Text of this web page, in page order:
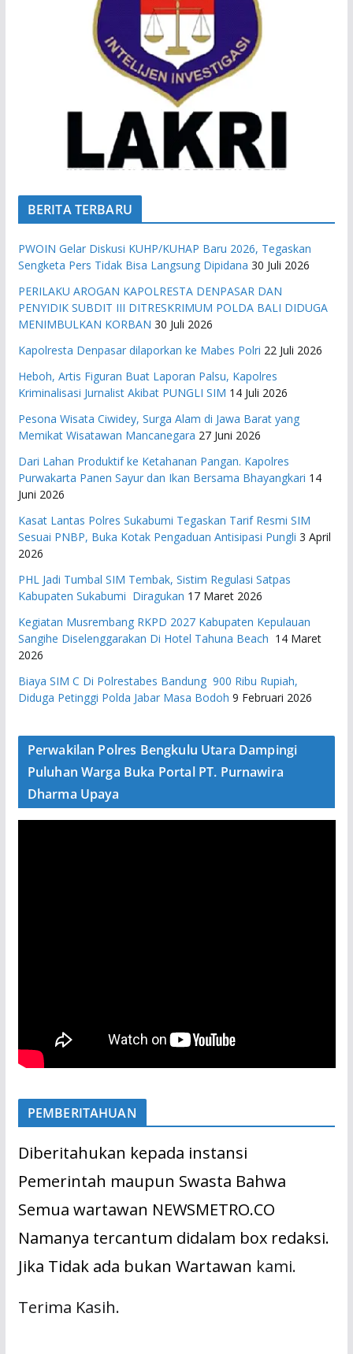
BERITA TERBARU
PWOIN Gelar Diskusi KUHP/KUHAP Baru 2026, Tegaskan
Sengketa Pers Tidak Bisa Langsung Dipidana 30 Juli 2026
PERILAKU AROGAN KAPOLRESTA DENPASAR DAN
PENYIDIK SUBDIT III DITRESKRIMUM POLDA BALI DIDUGA
MENIMBULKAN KORBAN 30 Juli 2026
Kapolresta Denpasar dilaporkan ke Mabes Polri 22 Juli 2026
Heboh, Artis Figuran Buat Laporan Palsu, Kapolres
Kriminalisasi Jurnalist Akibat PUNGLI SIM 14 Juli 2026
Pesona Wisata Ciwidey, Surga Alam di Jawa Barat yang
Memikat Wisatawan Mancanegara 27 Juni 2026
Dari Lahan Produktif ke Ketahanan Pangan. Kapolres
Purwakarta Panen Sayur dan Ikan Bersama Bhayangkari 14
Juni 2026
Kasat Lantas Polres Sukabumi Tegaskan Tarif Resmi SIM
Sesuai PNBP, Buka Kotak Pengaduan Antisipasi Pungli 3 April
2026
PHL Jadi Tumbal SIM Tembak, Sistim Regulasi Satpas
Kabupaten Sukabumi Diragukan 17 Maret 2026
Kegiatan Musrembang RKPD 2027 ​Kabupaten Kepulauan
Sangihe Diselenggarakan Di Hotel Tahuna Beach 14 Maret
2026
Biaya SIM C Di Polrestabes Bandung 900 Ribu Rupiah,
Diduga Petinggi Polda Jabar Masa Bodoh 9 Februari 2026
Perwakilan Polres Bengkulu Utara Dampingi
Puluhan Warga Buka Portal PT. Purnawira
Dharma Upaya
PEMBERITAHUAN
Diberitahukan kepada instansi
Pemerintah maupun Swasta Bahwa
Semua wartawan NEWSMETRO.CO
Namanya tercantum didalam box redaksi.
Jika Tidak ada bukan Wartawan kami.
Terima Kasih.